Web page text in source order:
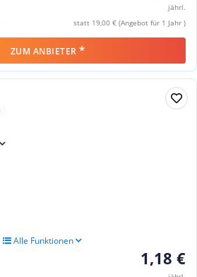
jährl.
statt 19,00 € (Angebot für 1 Jahr )
ZUM ANBIETER *
Alle Funktionen
1,18 €